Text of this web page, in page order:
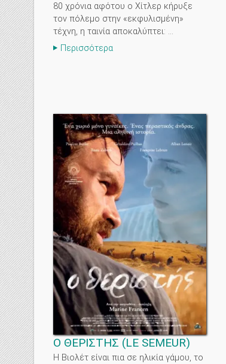
80 χρόνια αφότου ο Χίτλερ κήρυξε
τον πόλεμο στην «εκφυλισμένη»
τέχνη, η ταινία αποκαλύπτει: ...
Περισσότερα
Ο ΘΕΡΙΣΤΗΣ (LE SEMEUR)
Η Βιολέτ είναι πια σε ηλικία γάμου, το